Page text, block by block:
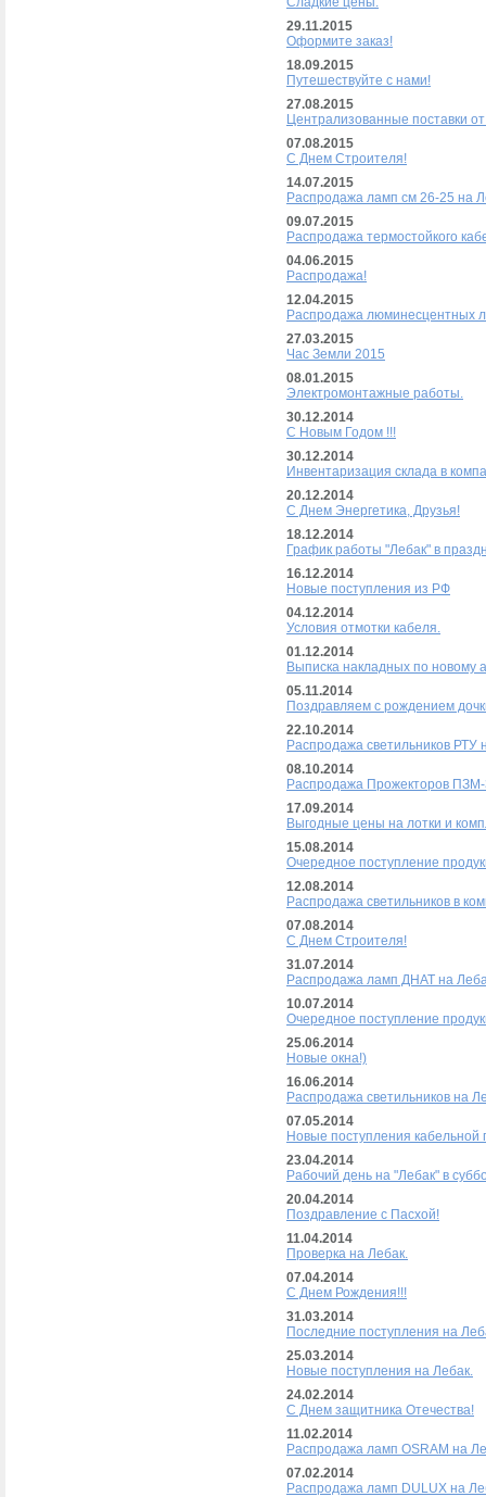
29.11.2015
Оформите заказ!
18.09.2015
Путешествуйте с нами!
27.08.2015
Централизованные поставки
07.08.2015
С Днем Строителя!
14.07.2015
Распродажа ламп см 26-25 на
09.07.2015
Распродажа термостойкого
04.06.2015
Распродажа!
12.04.2015
Распродажа люминесцентных
27.03.2015
Час Земли 2015
08.01.2015
Электромонтажные работы.
30.12.2014
С Новым Годом !!!
30.12.2014
Инвентаризация склада в
20.12.2014
С Днем Энергетика, Друзья!
18.12.2014
График работы "Лебак" в
16.12.2014
Новые поступления из РФ
04.12.2014
Условия отмотки кабеля.
01.12.2014
Выписка накладных по новому
05.11.2014
Поздравляем с рождением
22.10.2014
Распродажа светильников РТУ
08.10.2014
Распродажа Прожекторов
17.09.2014
Выгодные цены на лотки и
15.08.2014
Очередное поступление
12.08.2014
Распродажа светильников в
07.08.2014
С Днем Строителя!
31.07.2014
Распродажа ламп ДНАТ на
10.07.2014
Очередное поступление
25.06.2014
Новые окна!)
16.06.2014
Распродажа светильников на
07.05.2014
Новые поступления кабельной
23.04.2014
Рабочий день на "Лебак" в
20.04.2014
Поздравление с Пасхой!
11.04.2014
Проверка на Лебак.
07.04.2014
С Днем Рождения!!!
31.03.2014
Последние поступления на
25.03.2014
Новые поступления на Лебак.
24.02.2014
С Днем защитника Отечества!
11.02.2014
Распродажа ламп OSRAM на
07.02.2014
Распродажа ламп DULUX на